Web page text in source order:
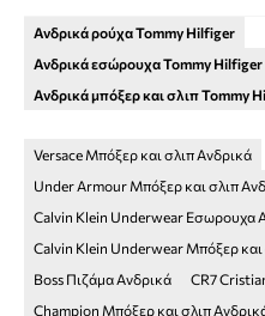
Ανδρικά ρούχα Tommy Hilfiger
Ανδρικά εσώρουχα Tommy Hilfiger
Ανδρικά μπόξερ και σλιπ Tommy
Versace Μπόξερ και σλιπ Ανδρικά
Under Armour Μπόξερ και σλιπ
Calvin Klein Underwear Εσωρουχα
Calvin Klein Underwear Μπόξερ και
Boss Πιζάμα Ανδρικά
CR7
Champion Μπόξερ και σλιπ